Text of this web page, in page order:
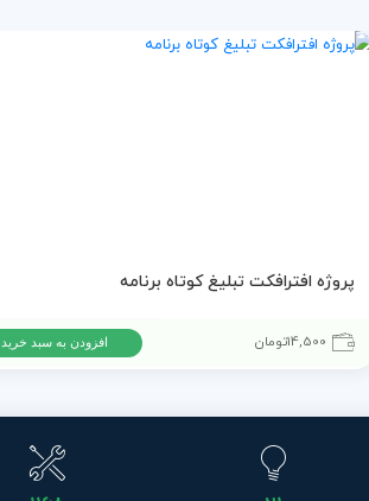
پروژه افترافکت تبلیغ کوتاه برنامه
14,500تومان افزودن به سبد خرید